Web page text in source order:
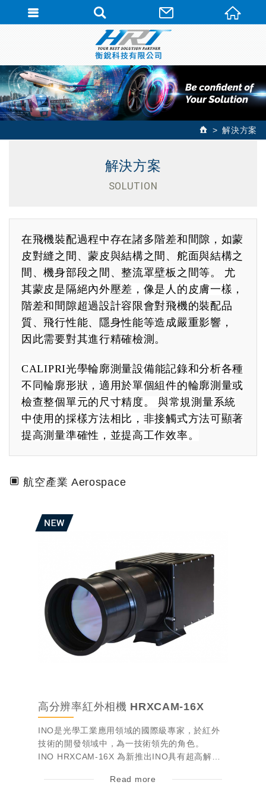
解決方案
解決方案
SOLUTION
在飛機裝配過程中存在諸多階差和間隙，如蒙
皮對縫之間、蒙皮與結構之間、舵面與結構之
間、機身部段之間、整流罩壁板之間等。 尤
其蒙皮是隔絕內外壓差，像是人的皮膚一樣 ，
階差和間隙超過設計容限會對飛機的裝配品
質、飛行性能、隱身性能等造成嚴重影響，
因此需要對其進行精確檢測。
CALIPRI光學輪廓測量設備能記錄和分析各種
不同輪廓形狀 ， 適用於單個組件的輪廓測量或
檢查整個單元的尺寸精度。 與常規測量系統
中使用的採樣方法相比，非接觸式方法可顯著
提高測量準確性，並提高工作效率。
航空產業 Aerospace
高分辨率紅外相機 HRXCAM-16X
INO是光學工業應用領域的國際級專家，於紅外
技術的開發領域中，為一技術領先的角色。
INO HRXCAM-16X 為新推出INO具有超高解析
Read more